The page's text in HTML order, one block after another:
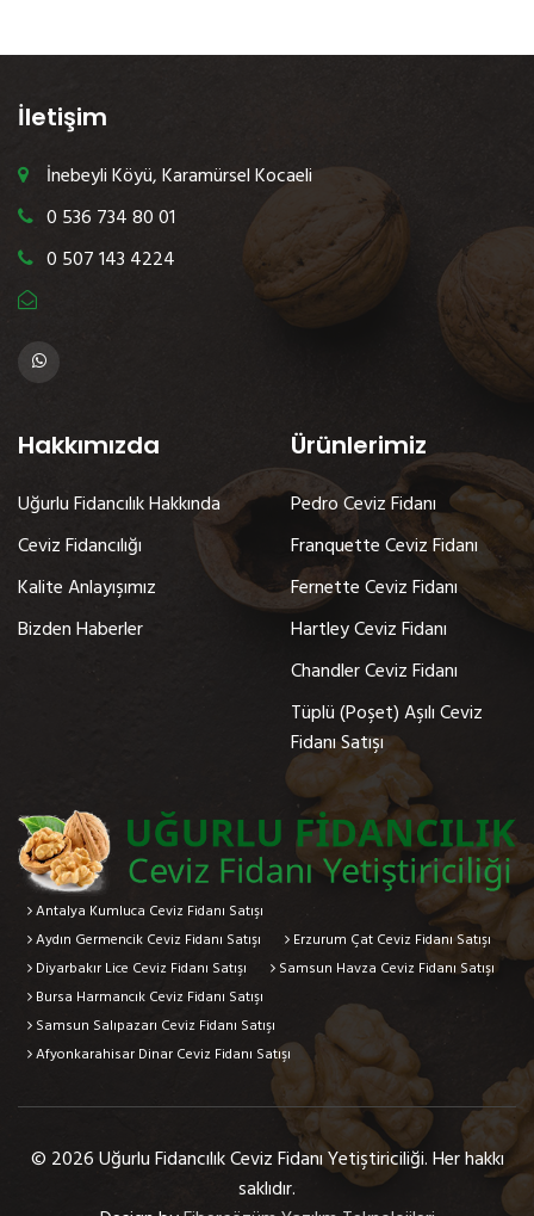
İletişim
İnebeyli Köyü, Karamürsel Kocaeli
0 536 734 80 01
0 507 143 4224
Hakkımızda
Uğurlu Fidancılık Hakkında
Ceviz Fidancılığı
Kalite Anlayışımız
Bizden Haberler
Ürünlerimiz
Pedro Ceviz Fidanı
Franquette Ceviz Fidanı
Fernette Ceviz Fidanı
Hartley Ceviz Fidanı
Chandler Ceviz Fidanı
Tüplü (Poşet) Aşılı Ceviz
Fidanı Satışı
Antalya Kumluca Ceviz Fidanı Satışı
Aydın Germencik Ceviz Fidanı Satışı
Erzurum Çat Ceviz Fidanı Satışı
Diyarbakır Lice Ceviz Fidanı Satışı
Samsun Havza Ceviz Fidanı Satışı
Bursa Harmancık Ceviz Fidanı Satışı
Samsun Salıpazarı Ceviz Fidanı Satışı
Afyonkarahisar Dinar Ceviz Fidanı Satışı
© 2026 Uğurlu Fidancılık Ceviz Fidanı Yetiştiriciliği. Her hakkı
saklıdır.